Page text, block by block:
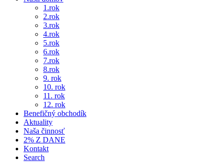
1.rok
2.rok
3.rok
4.rok
5.rok
6.rok
7.rok
8.rok
9. rok
10. rok
11. rok
12. rok
Benefičný obchodík
Aktuality
Naša činnosť
2% Z DANE
Kontakt
Search